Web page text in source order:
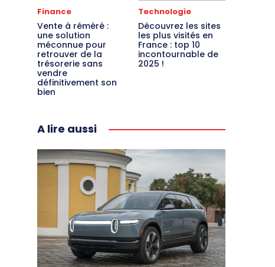
Finance
Vente à réméré :
une solution
méconnue pour
retrouver de la
trésorerie sans
vendre
définitivement son
bien
Technologie
Découvrez les sites
les plus visités en
France : top 10
incontournable de
2025 !
A lire aussi